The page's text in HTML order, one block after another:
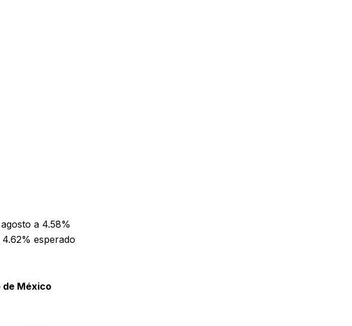
a 4.58%
esperado
de México